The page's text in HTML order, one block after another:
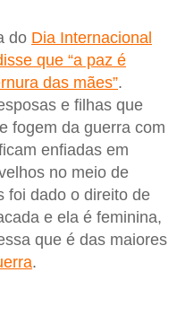
do Dia Internacional
que “a paz é
das mães”.
e filhas que
fogem da guerra com
enfiadas em
no meio de
foi dado o direito de
e ela é feminina,
que é das maiores
.